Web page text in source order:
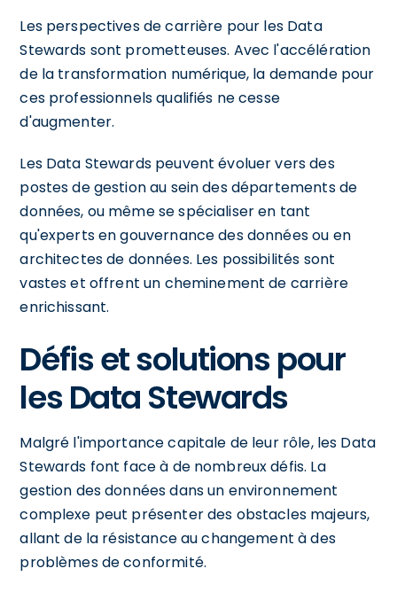
Les perspectives de carrière pour les Data
Stewards sont prometteuses. Avec l'accélération
de la transformation numérique, la demande pour
ces professionnels qualifiés ne cesse
d'augmenter.
Les Data Stewards peuvent évoluer vers des
postes de gestion au sein des départements de
données, ou même se spécialiser en tant
qu'experts en gouvernance des données ou en
architectes de données. Les possibilités sont
vastes et offrent un cheminement de carrière
enrichissant.
Défis et solutions pour
les Data Stewards
Malgré l'importance capitale de leur rôle, les Data
Stewards font face à de nombreux défis. La
gestion des données dans un environnement
complexe peut présenter des obstacles majeurs,
allant de la résistance au changement à des
problèmes de conformité.